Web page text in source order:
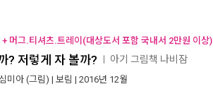
머그.티셔츠.트레이(대상도서 포함 국내서 2만원 이상)
? 저렇게 자 볼까? 아기 그림책 나비잠
심미아 (그림) | 보림 | 2016년 12월